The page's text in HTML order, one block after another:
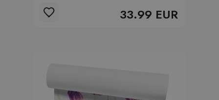
33.99 EUR